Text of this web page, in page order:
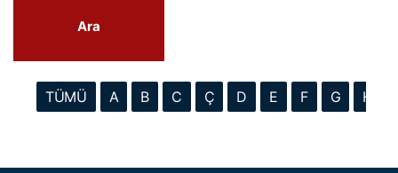
Ara
TÜMÜ A B C Ç D E F G H